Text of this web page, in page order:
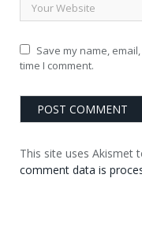
Save my name,
time I comment.
This site uses Akismet
comment data is